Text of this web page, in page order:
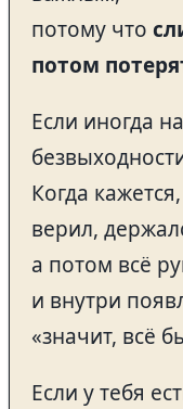
потому что
потом
Если иногда
Когда
верил,
а потом всё
и внутри
«значит, всё
Если у тебя